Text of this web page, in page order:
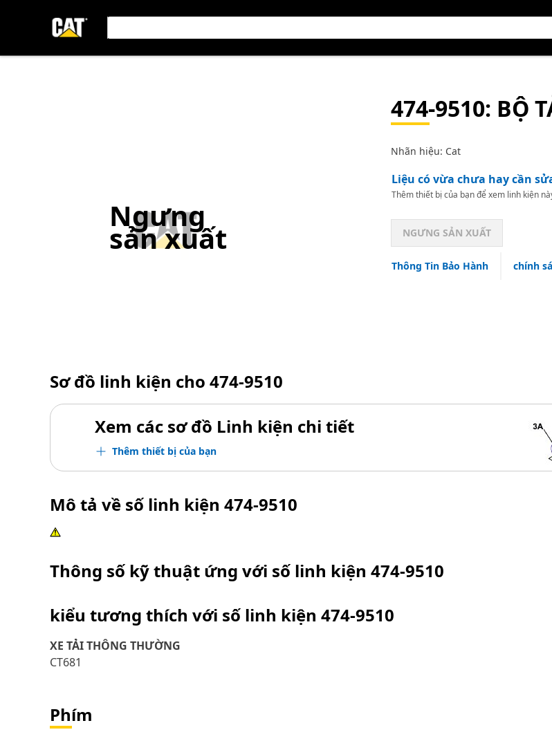
Ngưng
sản xuất
474-9510: BỘ
Nhãn hiệu: Cat
Liệu có vừa chưa hay cần
Thêm thiết bị của bạn để xem linh kiện
NGƯNG SẢN XUẤT
Thông Tin Bảo Hành chính
Sơ đồ linh kiện cho 474-9510
Xem các sơ đồ Linh kiện chi tiết
Thêm thiết bị của bạn
Mô tả về số linh kiện 474-9510
Thông số kỹ thuật ứng với số linh kiện 474-9510
kiểu tương thích với số linh kiện 474-9510
XE TẢI THÔNG THƯỜNG
CT681
Phím